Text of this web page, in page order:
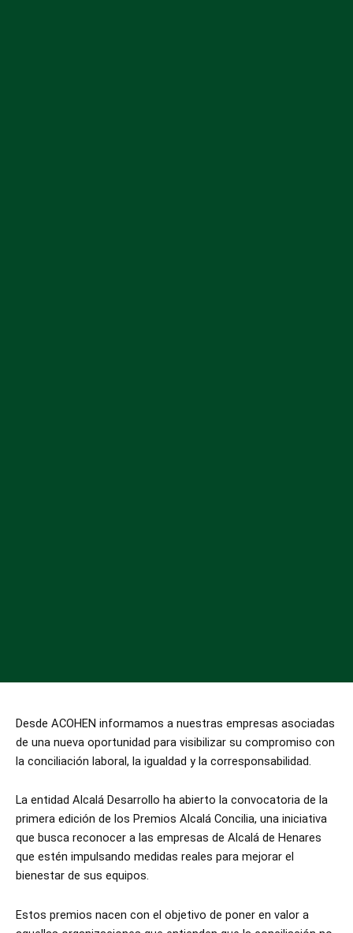
Desde ACOHEN informamos a nuestras empresas asociadas
de una nueva oportunidad para visibilizar su compromiso con
la conciliación laboral, la igualdad y la corresponsabilidad.
La entidad Alcalá Desarrollo ha abierto la convocatoria de la
primera edición de los Premios Alcalá Concilia, una iniciativa
que busca reconocer a las empresas de Alcalá de Henares
que estén impulsando medidas reales para mejorar el
bienestar de sus equipos.
Estos premios nacen con el objetivo de poner en valor a